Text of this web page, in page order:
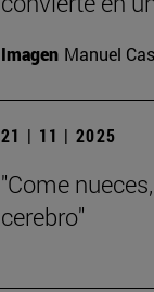
Imagen Manuel
21 | 11 | 2025
"Come
cerebro"